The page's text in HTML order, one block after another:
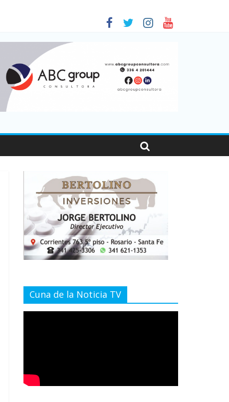
viajaron por el país, un 5,9% más que en 2025
Cuna de la Noticia TV